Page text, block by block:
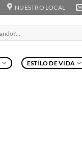
NUESTRO LOCAL
ESTILO DE VIDA